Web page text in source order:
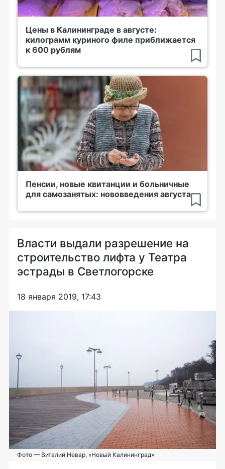
Цены в Калининграде в августе:
килограмм куриного филе приближается
к 600 рублям
Пенсии, новые квитанции и больничные
для самозанятых: нововведения августа
Власти выдали разрешение на
строительство лифта у Театра
эстрады в Светлогорске
18 января 2019, 17:43
Фото — Виталий Невар, «Новый Калининград»